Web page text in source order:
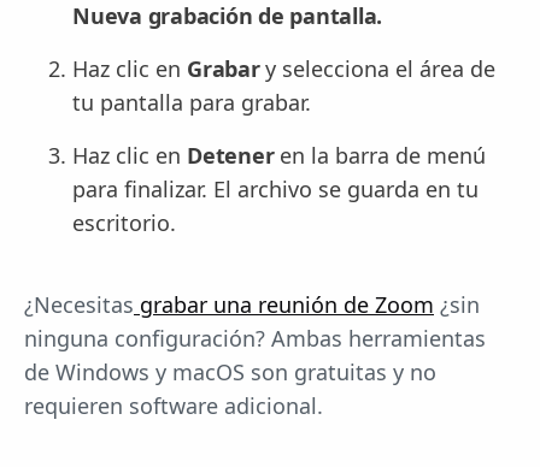
Nueva grabación de pantalla.
Haz clic en Grabary selecciona el área de
tu pantalla para grabar.
Haz clic en Detener en la barra de menú
para finalizar. El archivo se guarda en tu
escritorio.
¿Necesitas grabar una reunión de Zoom ¿sin
ninguna configuración? Ambas herramientas
de Windows y macOS son gratuitas y no
requieren software adicional.